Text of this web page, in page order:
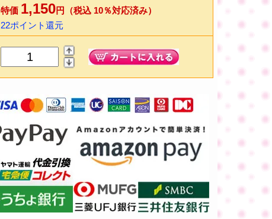
特価 1,150円（税込 10％対応済み）
22ポイント還元